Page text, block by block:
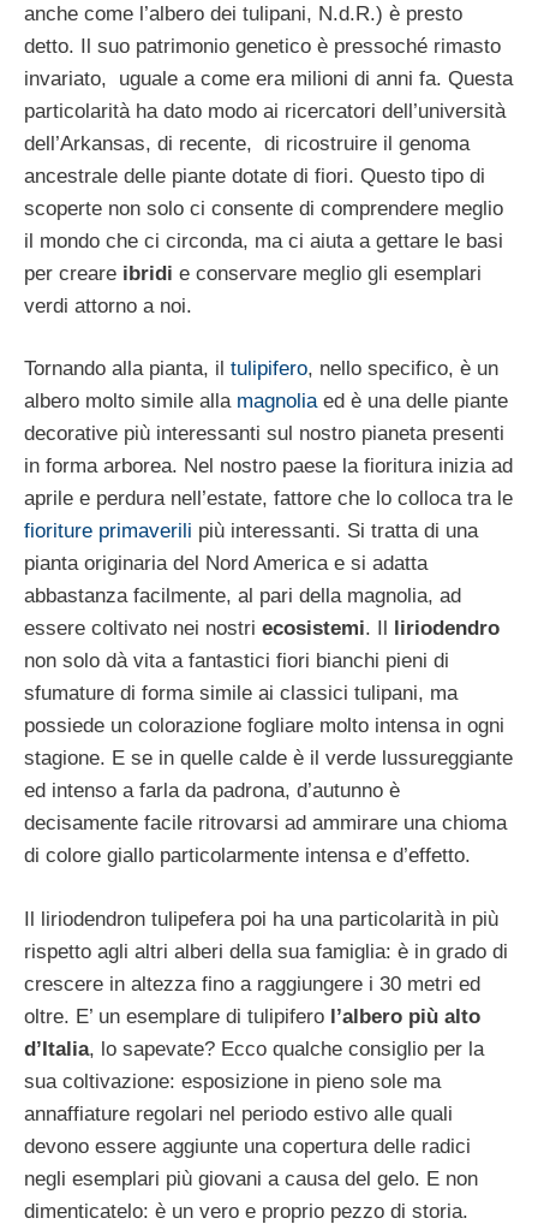
anche come l’albero dei tulipani, N.d.R.) è presto
detto. Il suo patrimonio genetico è pressoché rimasto
invariato, uguale a come era milioni di anni fa. Questa
particolarità ha dato modo ai ricercatori dell’università
dell’Arkansas, di recente, di ricostruire il genoma
ancestrale delle piante dotate di fiori. Questo tipo di
scoperte non solo ci consente di comprendere meglio
il mondo che ci circonda, ma ci aiuta a gettare le basi
per creare ibridi e conservare meglio gli esemplari
verdi attorno a noi.
Tornando alla pianta, il tulipifero, nello specifico, è un
albero molto simile alla magnoliaed è una delle piante
decorative più interessanti sul nostro pianeta presenti
in forma arborea. Nel nostro paese la fioritura inizia ad
aprile e perdura nell’estate, fattore che lo colloca tra le
fioriture primaverili più interessanti. Si tratta di una
pianta originaria del Nord America e si adatta
abbastanza facilmente, al pari della magnolia, ad
essere coltivato nei nostri ecosistemi. Il
liriodendro
non solo dà vita a fantastici fiori bianchi pieni di
sfumature di forma simile ai classici tulipani, ma
possiede un colorazione fogliare molto intensa in ogni
stagione. E se in quelle calde è il verde lussureggiante
ed intenso a farla da padrona, d’autunno è
decisamente facile ritrovarsi ad ammirare una chioma
di colore giallo particolarmente intensa e d’effetto.
Il liriodendron tulipefera poi ha una particolarità in più
rispetto agli altri alberi della sua famiglia: è in grado di
crescere in altezza fino a raggiungere i 30 metri ed
oltre. E’ un esemplare di tulipifero l’albero più alto
d’Italia, lo sapevate? Ecco qualche consiglio per la
sua coltivazione: esposizione in pieno sole ma
annaffiature regolari nel periodo estivo alle quali
devono essere aggiunte una copertura delle radici
negli esemplari più giovani a causa del gelo. E non
dimenticatelo: è un vero e proprio pezzo di storia.